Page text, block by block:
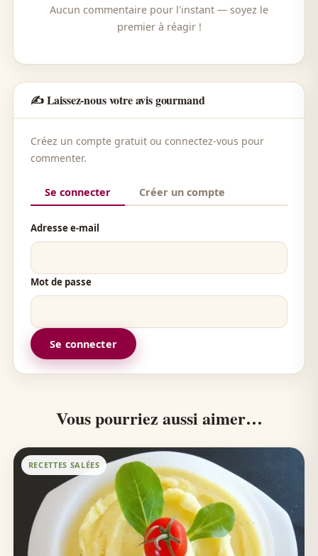
Aucun commentaire pour l'instant — soyez le
premier à réagir !
✍️ Laissez-nous votre avis gourmand
Créez un compte gratuit ou connectez-vous pour
commenter.
Se connecter Créer un compte
Adresse e-mail
Mot de passe
Se connecter
Vous pourriez aussi aimer…
RECETTES SALÉES